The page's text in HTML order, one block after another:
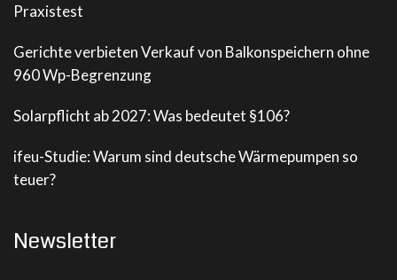
Praxistest
Gerichte verbieten Verkauf von Balkonspeichern ohne
960 Wp-Begrenzung
Solarpflicht ab 2027: Was bedeutet §106?
ifeu-Studie: Warum sind deutsche Wärmepumpen so
teuer?
Newsletter